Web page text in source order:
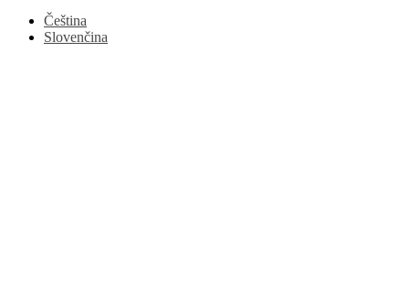
Čeština
Slovenčina